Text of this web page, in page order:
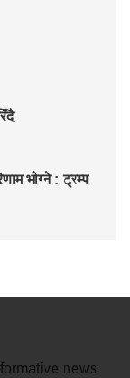
भोग्ने : ट्रम्प
news